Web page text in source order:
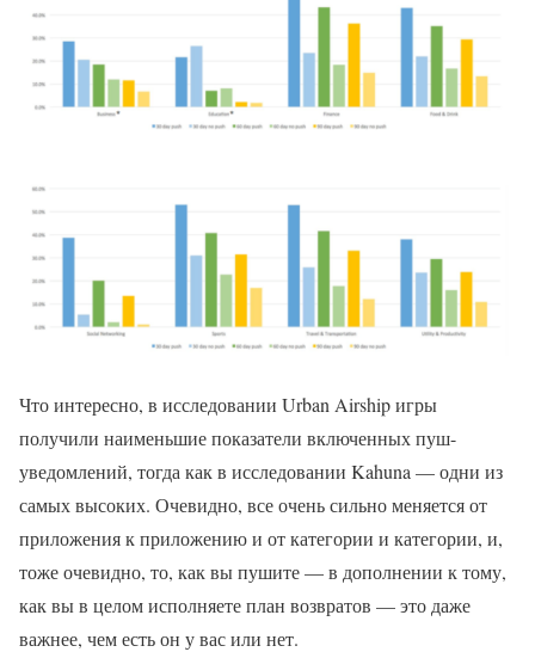
Что интересно, в исследовании Urban Airship игры
получили наименьшие показатели включенных пуш-
уведомлений, тогда как в исследовании Kahuna — одни из
самых высоких. Очевидно, все очень сильно меняется от
приложения к приложению и от категории и категории, и,
тоже очевидно, то, как вы пушите — в дополнении к тому,
как вы в целом исполняете план возвратов — это даже
важнее, чем есть он у вас или нет.